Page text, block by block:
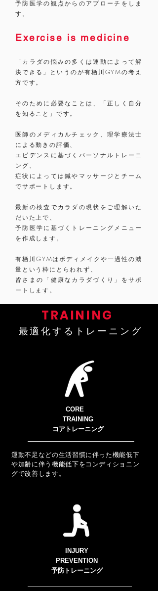
予防医学の観点からのアプローチをしま
す。
Exercise is medicine
「カラダの悩みの多くは運動によって解
決できる」というのが有栖川GYMの考え
方です。
そのために必要なことは、「正しく自分
を知ること」です。
医師のメディカルチェック、 理学療法士
による動きの評価、
エビデンスに基づくパーソナルトレーニ
ング、
症状によっては鍼やマッサージとチーム
でサポートします。
最新の検査でカラダの現状をご理解いた
だいた上で、
予防医学に基づくトレーニングメニュー
を作成します。
有栖川GYMはボディメイクや一過性の減
量という枠にとらわれず、
皆さまの「健康なカラダづくり」をサポ
ートします。
TRAINING
​最適化するトレーニング
CORE
TRAINING
コアトレーニング​
運動不足などの生活習慣に伴った機能低下
や加齢に伴う機能低下をコンディショニン
グで改善します。
INJURY
PREVENTION
​予防トレーニング